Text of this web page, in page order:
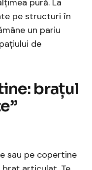
pură. La
pe structuri în
un pariu
de
brațul
sau pe copertine